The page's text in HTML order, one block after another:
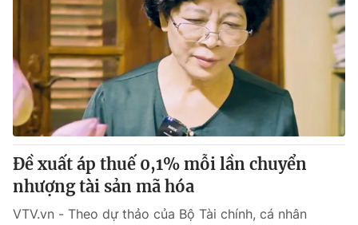
Đề xuất áp thuế 0,1% mỗi lần chuyển
nhượng tài sản mã hóa
VTV.vn - Theo dự thảo của Bộ Tài chính, cá nhân